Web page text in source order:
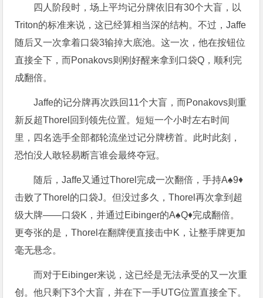
四人阶段时，场上平均记分牌依旧有30个大盲，以
Triton的标准来说，这已经算相当深的结构。不过，Jaffe
随后又一次拿着口袋3输掉大底池。这一次，他在按钮位
直接全下，而Ponakovs则刚好醒来拿到口袋Q，顺利完
成翻倍。
Jaffe的记分牌再次跌回11个大盲，而Ponakovs则重
新反超Thorel回到领先位置。短短一个小时左右时间
里，四名选手全部都轮流坐过记分牌榜首。此时此刻，
恐怕没人敢轻易断言谁会最终夺冠。
随后，Jaffe又通过Thorel完成一次翻倍，手持A♠9♦
击败了Thorel的口袋J。但没过多久，Thorel再次拿到超
级大牌——口袋K，并通过Eibinger的A♠Q♦完成翻倍。
更夸张的是，Thorel在翻牌便直接击中K，让整手牌更加
毫无悬念。
而对于Eibinger来说，这已经是无法承受的又一次重
创。他只剩下3个大盲，并在下一手UTG位置直接全下。